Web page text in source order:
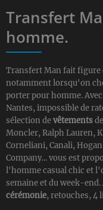
Transfert
homme.
Transfert Man fait figure
notamment lorsqu'on
porter pour homme.
Nantes, impossible de
sélection devêtements
Moncler, Ralph Lauren,
Corneliani, Canali,
Company... vous est
l'homme casual chic et
semaine et du week-end.
cérémonie, retouches, 4